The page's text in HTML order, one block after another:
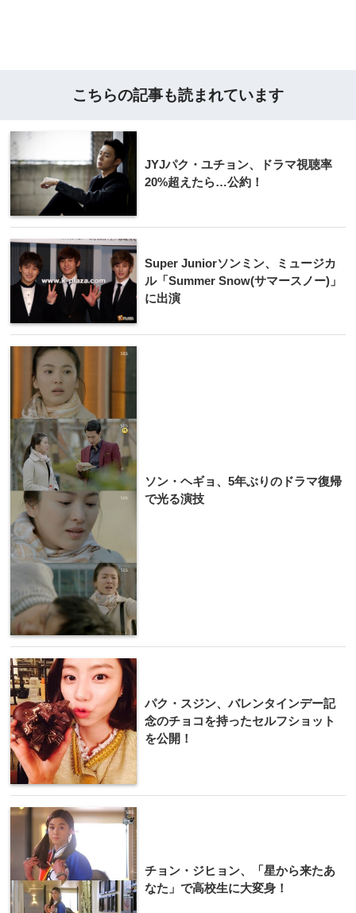
こちらの記事も読まれています
JYJパク・ユチョン、ドラマ視聴率
20%超えたら…公約！
Super Juniorソンミン、ミュージカ
ル「Summer Snow(サマースノー)」
に出演
ソン・ヘギョ、5年ぶりのドラマ復帰
で光る演技
パク・スジン、バレンタインデー記
念のチョコを持ったセルフショット
を公開！
チョン・ジヒョン、「星から来たあ
なた」で高校生に大変身！